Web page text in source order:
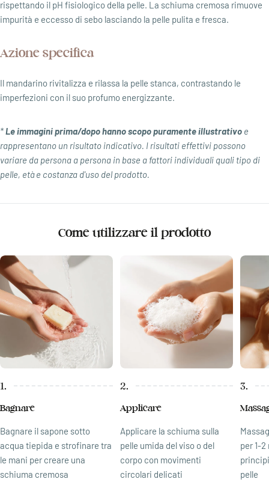
rispettando il pH fisiologico della pelle. La schiuma cremosa rimuove
impurità e eccesso di sebo lasciando la pelle pulita e fresca.
Azione specifica
Il mandarino rivitalizza e rilassa la pelle stanca, contrastando le
imperfezioni con il suo profumo energizzante.
*Le immagini prima/dopo hanno scopo puramente illustrativo e
rappresentano un risultato indicativo. I risultati effettivi possono
variare da persona a persona in base a fattori individuali quali tipo di
pelle, età e costanza d'uso del prodotto.
Come utilizzare il prodotto
1.
Bagnare
Bagnare il sapone sotto
acqua tiepida e strofinare tra
le mani per creare una
schiuma cremosa
2.
Applicare
Applicare la schiuma sulla
pelle umida del viso o del
corpo con movimenti
circolari delicati
3.
per 1-
pelle